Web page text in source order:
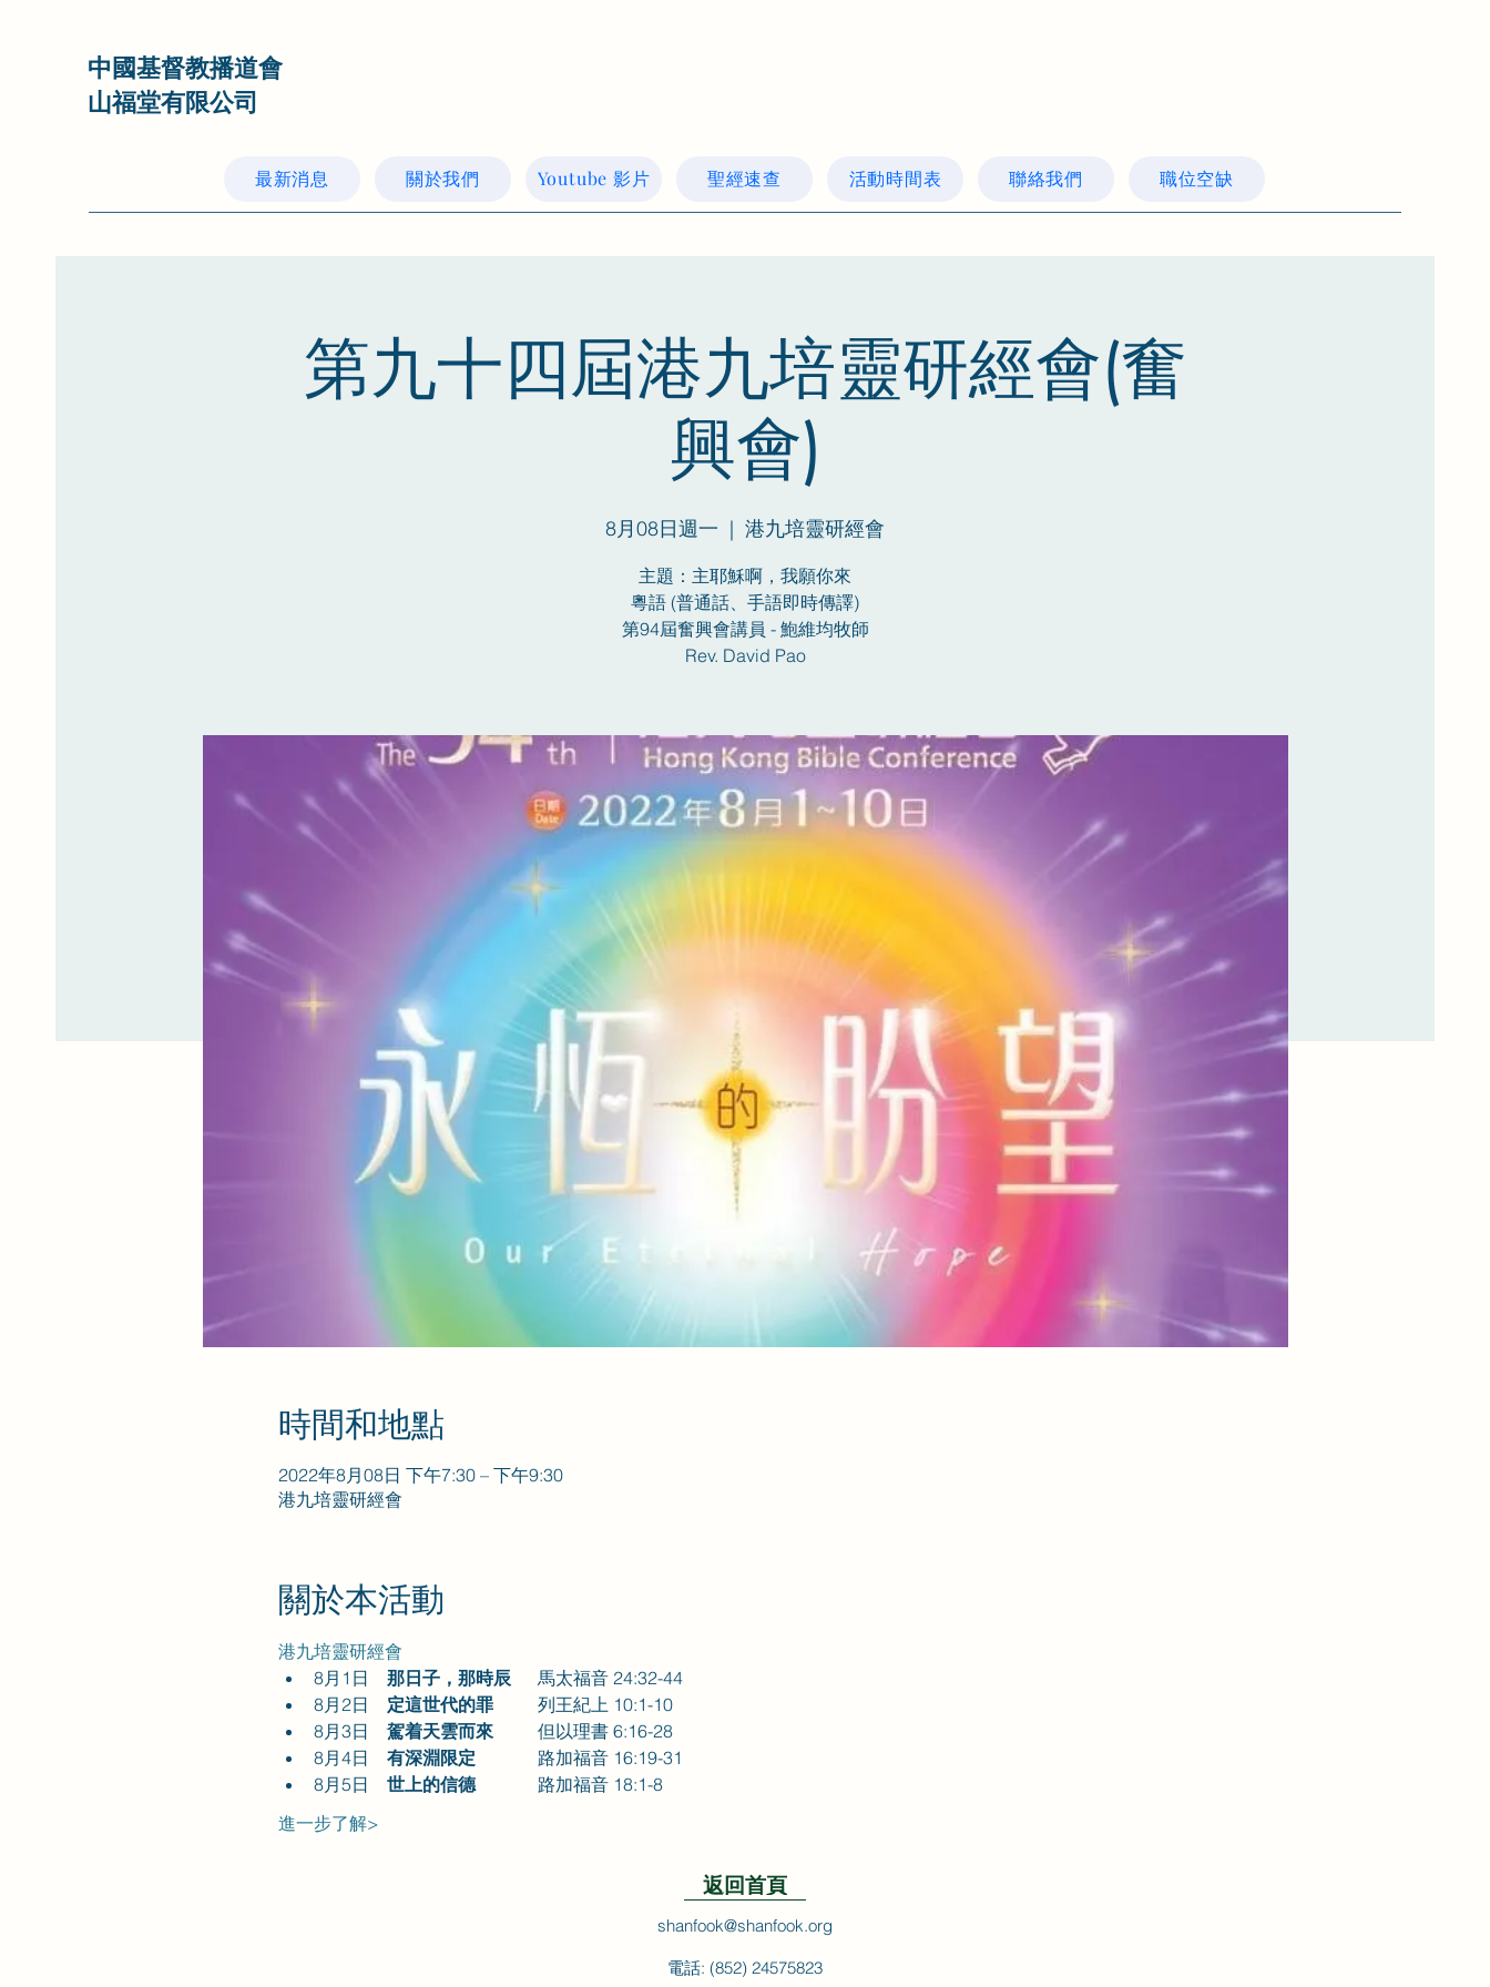
中國基督教播道會
山福堂有限公司
最新消息 關於我們 Youtube 影片 聖經速查 活動時間表 聯絡我們 職位空缺
第九十四屆港九培靈研經會(奮
興會)
8月08日週一
  |
港九培靈研經會
主題：主耶穌啊，我願你來
粵語 (普通話、手語即時傳譯)
第94屆奮興會講員 - 鮑維均牧師
Rev. David Pao
時間和地點
2022年8月08日 下午7:30 – 下午9:30
港九培靈研經會
關於本活動
港九培靈研經會
8月1日 那日子，那時辰 馬太福音 24:32-44
8月2日 定這世代的罪 列王紀上 10:1-10
8月3日 駕着天雲而來 但以理書 6:16-28
8月4日 有深淵限定 路加福音 16:19-31
8月5日 世上的信德 路加福音 18:1-8
進一步了解>
返回首頁
shanfook@shanfook.org
電話: (852) 24575823